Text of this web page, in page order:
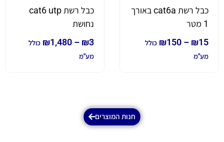
כבל רשת cat6a באורך
1 מטר
₪15
–
₪150
כולל
מע"מ
כבל רשת cat6 utp
נחושת
₪3
–
₪1,480
כולל
מע"מ
חנות המוצרים